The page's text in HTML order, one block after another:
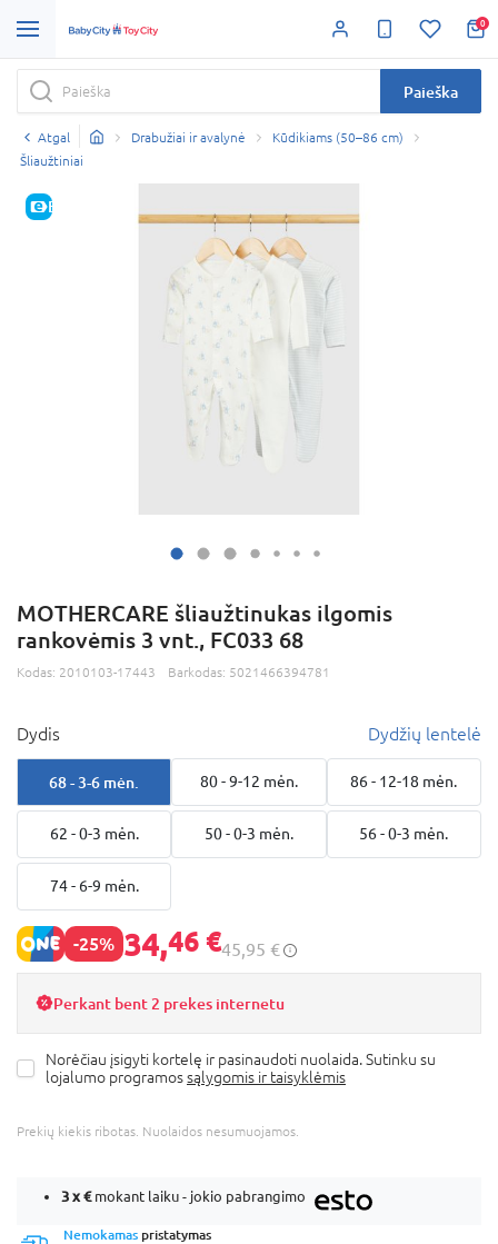
0
Paieška
Atgal Drabužiai ir avalynė
Kūdikiams (50–86 cm)
Šliaužtiniai
E-KAINA
MOTHERCARE šliaužtinukas ilgomis
rankovėmis 3 vnt., FC033 68
Kodas: 2010103-17443 Barkodas: 5021466394781
Dydis Dydžių lentelė
68 - 3-6 mėn. 80 - 9-12 mėn. 86 - 12-18 mėn.
62 - 0-3 mėn. 50 - 0-3 mėn. 56 - 0-3 mėn.
74 - 6-9 mėn.
-25% 34,46 €45,95 €
Perkant bent 2 prekes internetu
Norėčiau įsigyti kortelę ir pasinaudoti nuolaida. Sutinku su
lojalumo programossąlygomis ir taisyklėmis
Prekių kiekis ribotas. Nuolaidos nesumuojamos.
3 x€mokant laiku - jokio pabrangimo
Nemokamas pristatymas